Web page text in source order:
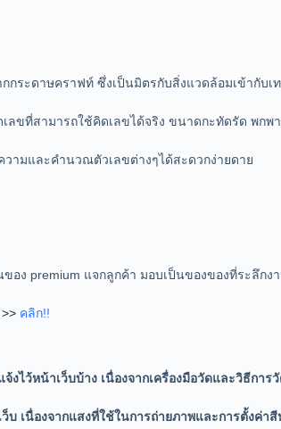
ระดาษคราฟท์ ซึ่งเป็นมิตรกับสิ่งแวดล้อมเข้ากับเ
ลขที่สามารถใช้คิดเลขได้จริง ขนาดกะทัดรัด พกพา
วามและคำนวณตัวเลขต่างๆได้สะดวกง่ายดาย
อง premium แจกลูกค้า มอบเป็นของของที่ระลึ
คลิก!!
ไว้หน้าเว็บบ้าง เนื่องจากเครื่องมือวัดและวิธีการ
เนื่องจากแสงที่ใช้ในการถ่ายภาพและการตั้งค่า